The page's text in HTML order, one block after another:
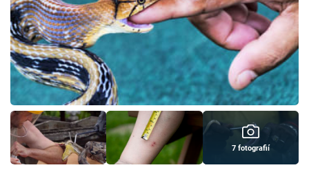
TV Program
Časopis
Sledujte prima+
Přihlášení
7 fotografií